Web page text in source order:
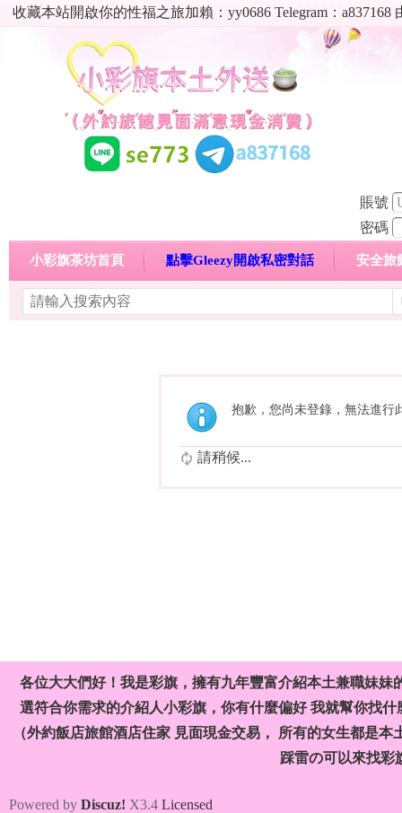
收藏本站開啟你的性福之旅加賴：yy0686 Telegram：
賬號
密碼
小彩旗茶坊首頁 點擊Gleezy開啟私密對話 安全旅
抱歉，您尚未登錄，無法進行
請稍候...
各位大大們好！我是彩旗，擁有九年豐富介紹本土兼職妹
選符合你需求的介紹人小彩旗，你有什麼偏好 我就幫你找
（外約飯店旅館酒店住家 見面現金交易， 所有的女生都是
踩雷の可以來找彩
Powered by Discuz! X3.4 Licensed